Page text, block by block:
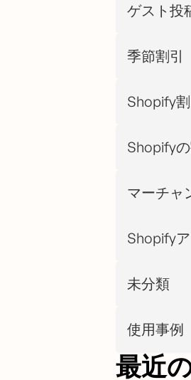
ゲスト投
季節割引
Shopify割
Shopify
マーチャ
Shopify
未分類
使用事例
最近